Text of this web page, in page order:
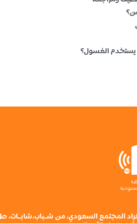
المجتمع السعودي، من شــباب،شابــات،